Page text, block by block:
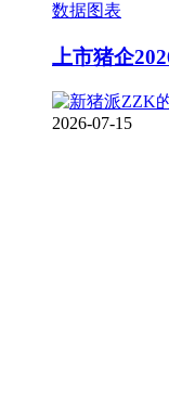
数据图表
上市猪企
2026-07-15